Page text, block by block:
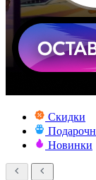
Скидки
Новинки